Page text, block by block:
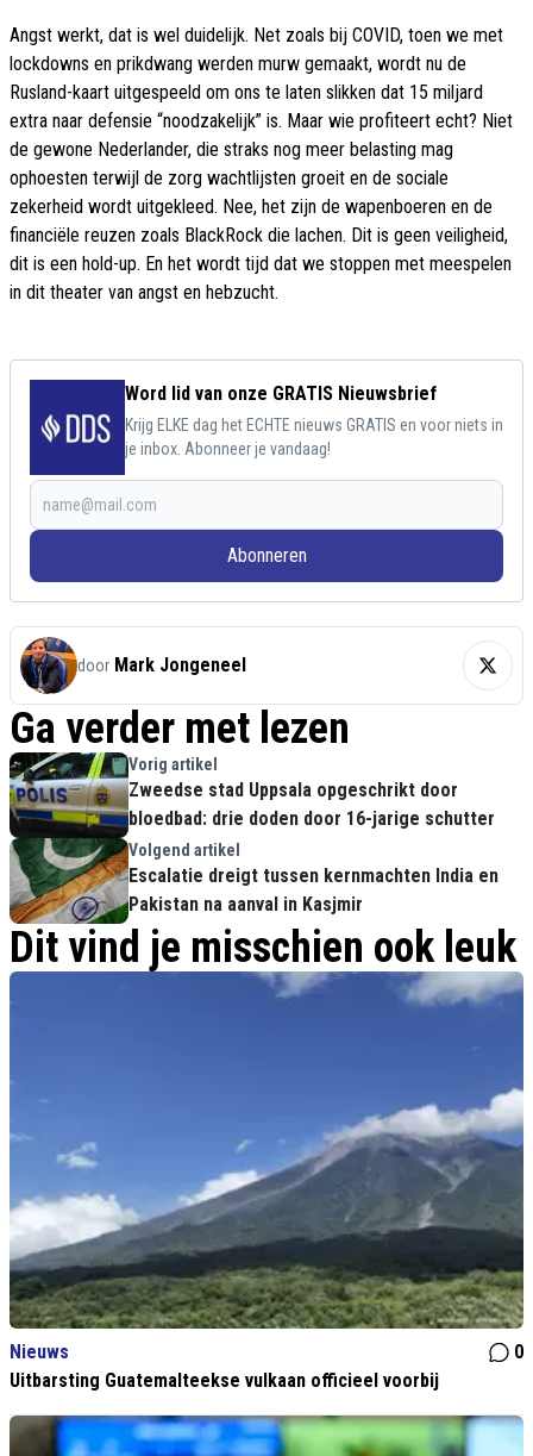
Angst werkt, dat is wel duidelijk. Net zoals bij COVID, toen we met
lockdowns en prikdwang werden murw gemaakt, wordt nu de
Rusland-kaart uitgespeeld om ons te laten slikken dat 15 miljard
extra naar defensie “noodzakelijk” is. Maar wie profiteert echt? Niet
de gewone Nederlander, die straks nog meer belasting mag
ophoesten terwijl de zorg wachtlijsten groeit en de sociale
zekerheid wordt uitgekleed. Nee, het zijn de wapenboeren en de
financiële reuzen zoals BlackRock die lachen. Dit is geen veiligheid,
dit is een hold-up. En het wordt tijd dat we stoppen met meespelen
in dit theater van angst en hebzucht.
Word lid van onze GRATIS Nieuwsbrief
Krijg ELKE dag het ECHTE nieuws GRATIS en voor niets in
je inbox. Abonneer je vandaag!
Abonneren
door Mark Jongeneel
Ga verder met lezen
Vorig artikel
Zweedse stad Uppsala opgeschrikt door
bloedbad: drie doden door 16-jarige schutter
Volgend artikel
Escalatie dreigt tussen kernmachten India en
Pakistan na aanval in Kasjmir
Dit vind je misschien ook leuk
Nieuws
0
Uitbarsting Guatemalteekse vulkaan officieel voorbij